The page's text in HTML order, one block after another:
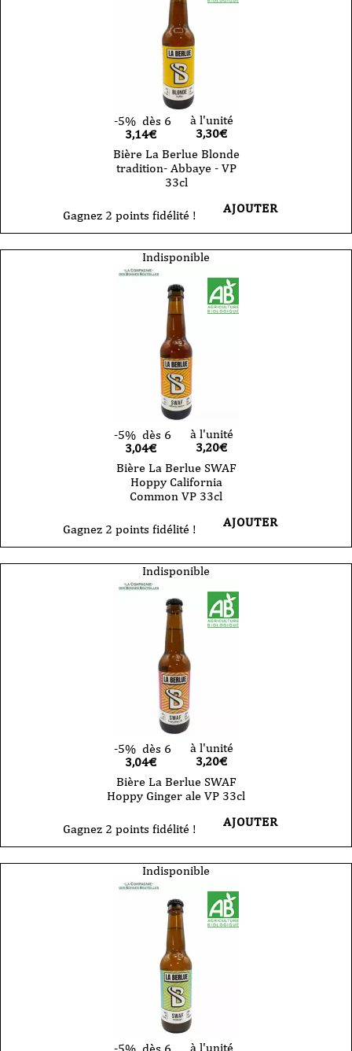
-5% dès 6
3,14€
à l'unité
3,30€
Bière La Berlue Blonde
tradition- Abbaye - VP
33cl
Gagnez 2 points fidélité ! AJOUTER
Indisponible
-5% dès 6
3,04€
à l'unité
3,20€
Bière La Berlue SWAF
Hoppy California
Common VP 33cl
Gagnez 2 points fidélité ! AJOUTER
Indisponible
-5% dès 6
3,04€
à l'unité
3,20€
Bière La Berlue SWAF
Hoppy Ginger ale VP 33cl
Gagnez 2 points fidélité ! AJOUTER
Indisponible
à l'unité